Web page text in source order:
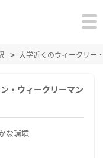
大学近くのウィークリー
・ウィークリーマン
な環境